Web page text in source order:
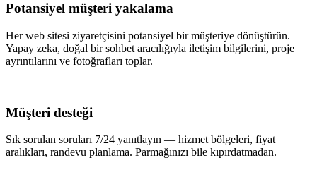
Potansiyel müşteri yakalama
Her web sitesi ziyaretçisini potansiyel bir müşteriye dönüştürün.
Yapay zeka, doğal bir sohbet aracılığıyla iletişim bilgilerini, proje
ayrıntılarını ve fotoğrafları toplar.
Müşteri desteği
Sık sorulan soruları 7/24 yanıtlayın — hizmet bölgeleri, fiyat
aralıkları, randevu planlama. Parmağınızı bile kıpırdatmadan.